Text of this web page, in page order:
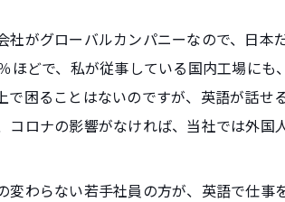
社がグローバルカンパニーなので、日
ほどで、私が従事している国内工場に
で困ることはないのですが、英語が話
コロナの影響がなければ、当社では外国
変わらない若手社員の方が、英語で仕